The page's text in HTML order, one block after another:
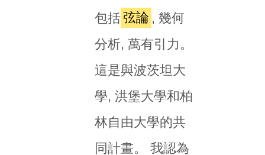
包括弦論 , 幾何
分析, 萬有引力。
這是與波茨坦大
學, 洪堡大學和柏
林自由大學的共
同計畫。 我認為